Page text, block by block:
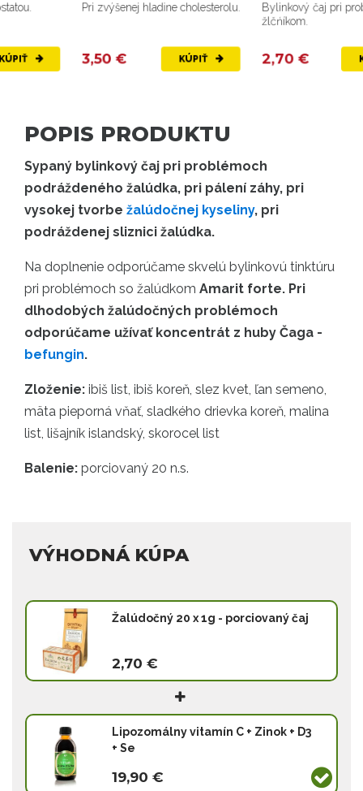
Pri zvýšenej hladine cholesterolu.
3,50 € KÚPIŤ
Bylinkový čaj pri problémoch so
2,70 € KÚPIŤ
POPIS PRODUKTU
Sypaný bylinkový čaj pri problémoch
podráždeného žalúdka, pri pálení záhy, pri
vysokej tvorbe žalúdočnej kyseliny, pri
podráždenej sliznici žalúdka.
Na doplnenie odporúčame skvelú bylinkovú tinktúru
pri problémoch so žalúdkom Amarit forte. Pri
dlhodobých žalúdočných problémoch
odporúčame užívať koncentrát z huby Čaga -
befungin.
Zloženie: ibiš list, ibiš koreň, slez kvet, ľan semeno,
mäta pieporná vňať, sladkého drievka koreň, malina
list, lišajník islandský, skorocel list
Balenie: porciovaný 20 n.s.
VÝHODNÁ KÚPA
Žalúdočný 20 x 1g - porciovaný čaj
2,70 €
Lipozomálny vitamín C + Zinok + D3
+ Se
19,90 €